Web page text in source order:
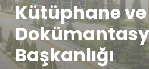
Kütüphane ve
Başkanlığı